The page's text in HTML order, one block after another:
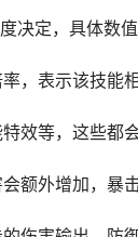
决定，具体数
，表示该技能
效等，这些都
额外增加，暴